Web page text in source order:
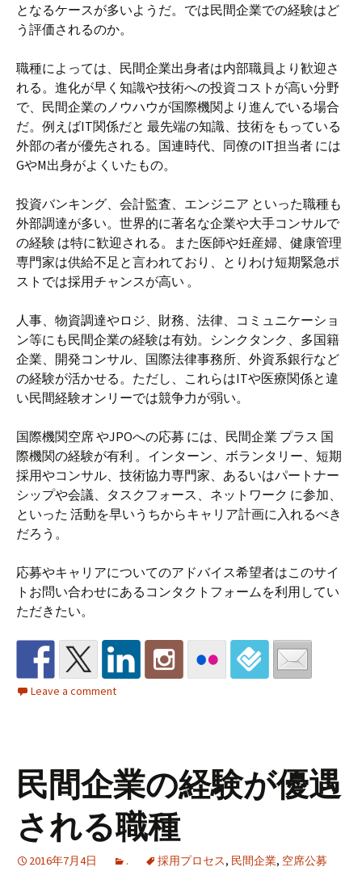
となるケースが多いようだ。では民間企業での経験はど
う評価されるのか。
職種によっては、民間企業出身者は内部職員より歓迎さ
れる。進化が早く知識や技術への投資コストが高い分野
で、民間企業のノウハウが国際機関より進んでいる場合
だ。例えばIT関係だと 最先端の知識、技術をもっている
外部の者が優先される。国連時代、同僚のIT担当者 には
GやM出身がよくいたもの。
投資バンキング、会計監査、エンジニア といった職種も
外部調達が多い。世界的に著名な企業や大手コンサルで
の経験 は特に歓迎される。また医師や妊産婦、健康管理
専門家は供給不足と言われており、とりわけ短期緊急ポ
ストでは採用チャンスが高い 。
人事、物資調達やロジ、財務、法律、コミュニケーショ
ン等にも民間企業の経験は有効。シンクタンク、多国籍
企業、開発コンサル、国際法律事務所、外資系銀行など
の経験が活かせる。ただし、これらはITや医療関係と違
い民間経験オンリーでは競争力が弱い。
国際機関空席 やJPOへの応募 には、民間企業 プラス 国
際機関の経験が有利 。インターン、ボランタリー、短期
採用やコンサル、技術協力専門家、あるいはパートナー
シップや会議、タスクフォース、ネットワーク に参加、
といった 活動を早いうちからキャリア計画に入れるべき
だろう。
応募やキャリアについてのアドバイス希望者はこのサイ
トお問い合わせにあるコンタクトフォームを利用してい
ただきたい。
Leave a comment
民間企業の経験が優遇
される職種
2016年7月4日 . 採用プロセス, 民間企業, 空席公募